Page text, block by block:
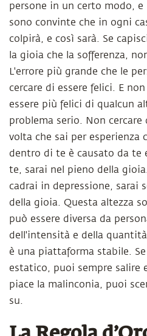
persone in un certo modo,
sono convinte che in ogni
colpirà, e così sarà. Se
la gioia che la sofferenza,
L'errore più grande che le
cercare di essere felici. E
essere più felici di qualcun
problema serio. Non cercare
volta che sai per esperienza
dentro di te è causato da te
te, sarai nel pieno della
cadrai in depressione, sarai
della gioia. Questa altezza
può essere diversa da
dell'intensità e della
è una piattaforma stabile.
estatico, puoi sempre salire
piace la malinconia, puoi
su.